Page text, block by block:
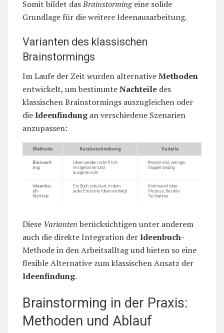
Somit bildet dasBrainstormingeine solide
Grundlage für die weitere Ideenausarbeitung.
Varianten des klassischen
Brainstormings
Im Laufe der Zeit wurden alternativeMethoden
entwickelt, um bestimmteNachteile des
klassischen Brainstormings auszugleichen oder
dieIdeenfindungan verschiedene Szenarien
anzupassen:
Methode Kurzbeschreibung Vorteile
Brainwrit
ing
Ideen werden schriftlich
festgehalten und
ausgetauscht
Anonymität, weniger
Gruppenzwang
Ideenbu
ch-
Methode
Ein Buch zirkuliert, in dem
jeder Einzelne Ideen einträgt
Kontinuierlicher
Prozess, flexible
Teilnahme
Diese Varianten berücksichtigen unter anderem
auch die direkte Integration derIdeenbuch-
Methode in den Arbeitsalltag und bieten so eine
flexible Alternative zum klassischen Ansatz der
Ideenfindung.
Brainstorming in der Praxis:
Methoden und Ablauf